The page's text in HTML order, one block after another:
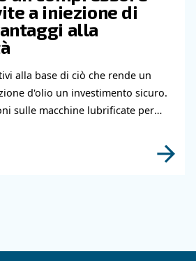
il compressore d'aria